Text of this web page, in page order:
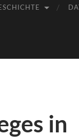
in